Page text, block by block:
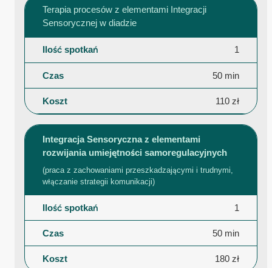
Terapia procesów z elementami Integracji
Sensorycznej w diadzie
1
50 min
110 zł
Integracja Sensoryczna z elementami
rozwijania umiejętności samoregulacyjnych
(praca z zachowaniami przeszkadzającymi i trudnymi,
włączanie strategii komunikacji)
1
50 min
180 zł